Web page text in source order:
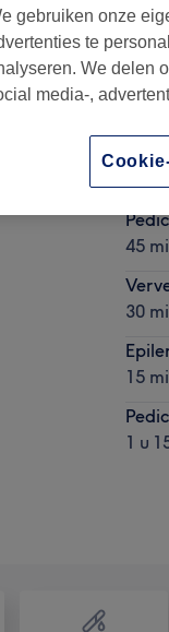
, 9727CD
45
30
15
1 u
gebruiken onze
te
We delen
media-,